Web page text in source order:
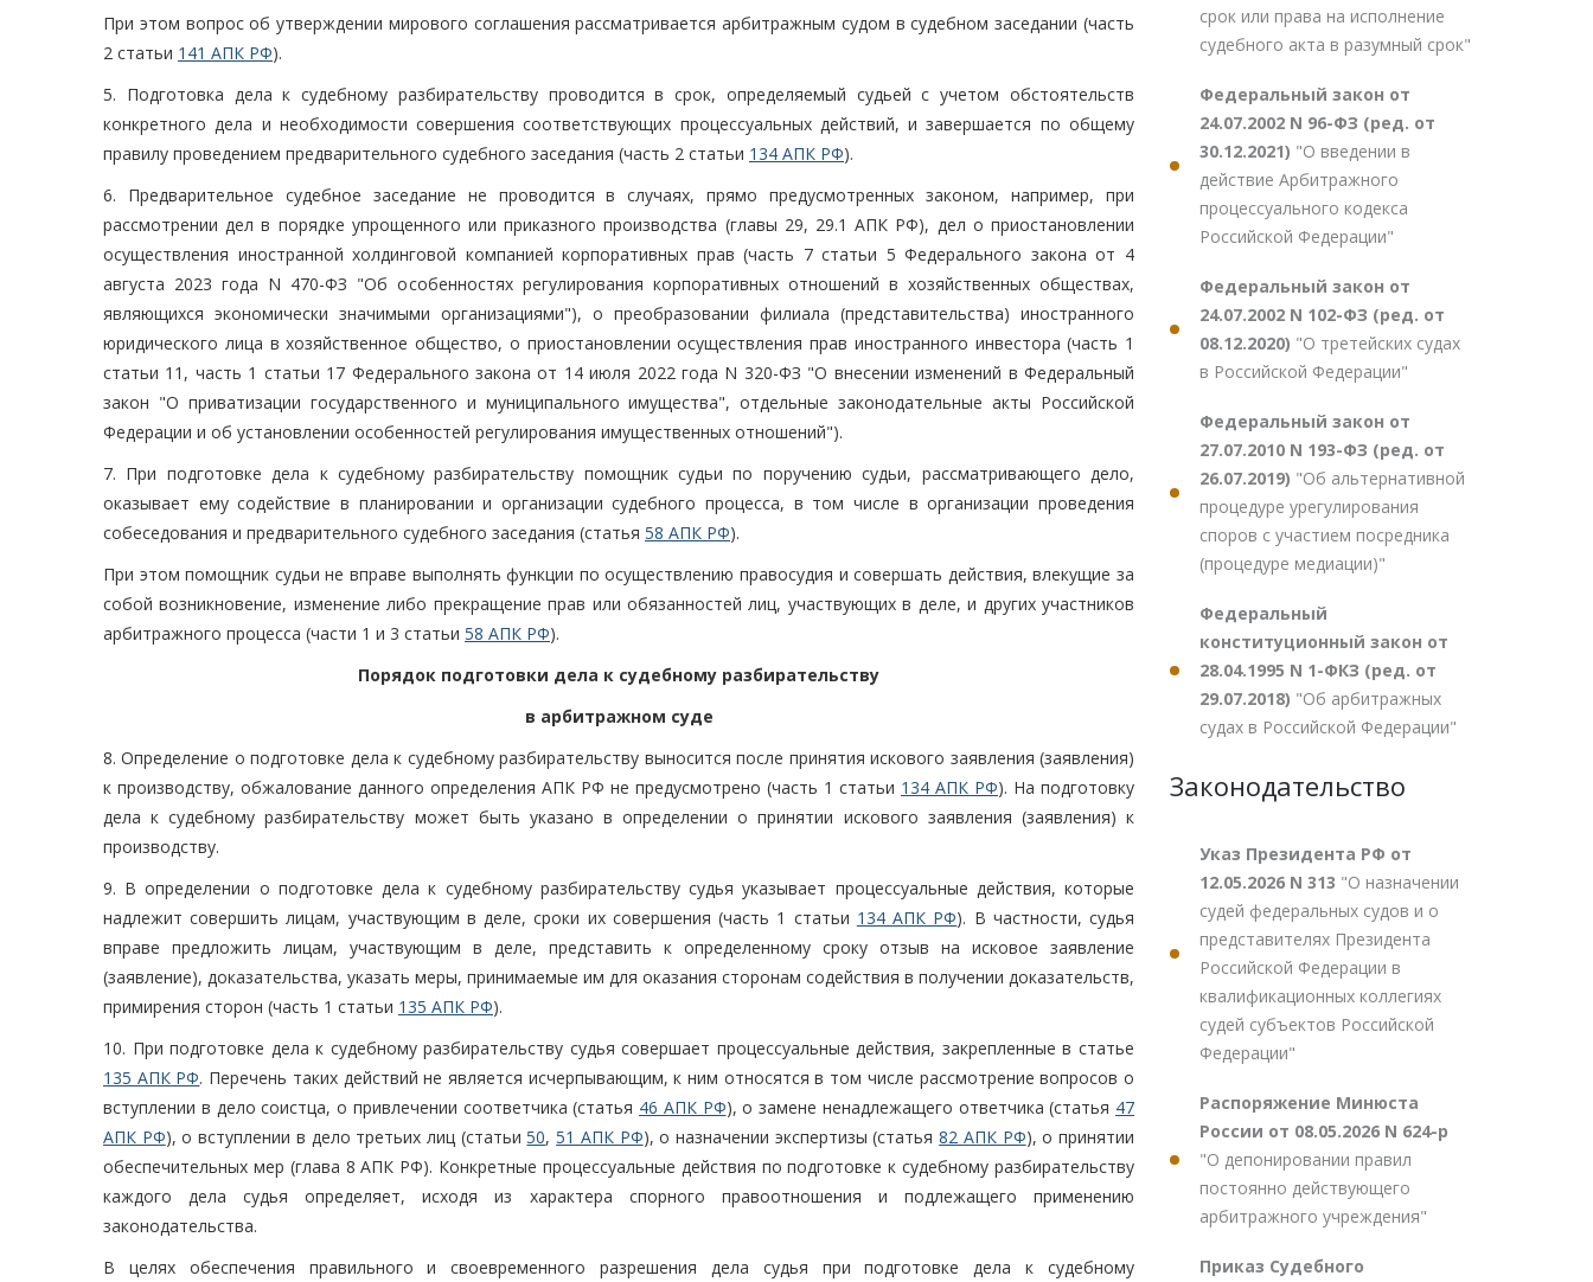
При этом вопрос об утверждении мирового соглашения рассматривается арбитражным судом в судебном заседании (часть
2 статьи 141 АПК РФ).
5. Подготовка дела к судебному разбирательству проводится в срок, определяемый судьей с учетом обстоятельств
конкретного дела и необходимости совершения соответствующих процессуальных действий, и завершается по общему
правилу проведением предварительного судебного заседания (часть 2 статьи 134 АПК РФ).
6. Предварительное судебное заседание не проводится в случаях, прямо предусмотренных законом, например, при
рассмотрении дел в порядке упрощенного или приказного производства (главы 29, 29.1 АПК РФ), дел о приостановлении
осуществления иностранной холдинговой компанией корпоративных прав (часть 7 статьи 5 Федерального закона от 4
августа 2023 года N 470-ФЗ "Об особенностях регулирования корпоративных отношений в хозяйственных обществах,
являющихся экономически значимыми организациями"), о преобразовании филиала (представительства) иностранного
юридического лица в хозяйственное общество, о приостановлении осуществления прав иностранного инвестора (часть 1
статьи 11, часть 1 статьи 17 Федерального закона от 14 июля 2022 года N 320-ФЗ "О внесении изменений в Федеральный
закон "О приватизации государственного и муниципального имущества", отдельные законодательные акты Российской
Федерации и об установлении особенностей регулирования имущественных отношений").
7. При подготовке дела к судебному разбирательству помощник судьи по поручению судьи, рассматривающего дело,
оказывает ему содействие в планировании и организации судебного процесса, в том числе в организации проведения
собеседования и предварительного судебного заседания (статья 58 АПК РФ).
При этом помощник судьи не вправе выполнять функции по осуществлению правосудия и совершать действия, влекущие за
собой возникновение, изменение либо прекращение прав или обязанностей лиц, участвующих в деле, и других участников
арбитражного процесса (части 1 и 3 статьи 58 АПК РФ).
Порядок подготовки дела к судебному разбирательству
в арбитражном суде
8. Определение о подготовке дела к судебному разбирательству выносится после принятия искового заявления (заявления)
к производству, обжалование данного определения АПК РФ не предусмотрено (часть 1 статьи 134 АПК РФ). На подготовку
дела к судебному разбирательству может быть указано в определении о принятии искового заявления (заявления) к
производству.
9. В определении о подготовке дела к судебному разбирательству судья указывает процессуальные действия, которые
надлежит совершить лицам, участвующим в деле, сроки их совершения (часть 1 статьи 134 АПК РФ). В частности, судья
вправе предложить лицам, участвующим в деле, представить к определенному сроку отзыв на исковое заявление
(заявление), доказательства, указать меры, принимаемые им для оказания сторонам содействия в получении доказательств,
примирения сторон (часть 1 статьи 135 АПК РФ).
10. При подготовке дела к судебному разбирательству судья совершает процессуальные действия, закрепленные в статье
135 АПК РФ. Перечень таких действий не является исчерпывающим, к ним относятся в том числе рассмотрение вопросов о
вступлении в дело соистца, о привлечении соответчика (статья 46 АПК РФ), о замене ненадлежащего ответчика (статья 47
АПК РФ), о вступлении в дело третьих лиц (статьи50,51 АПК РФ), о назначении экспертизы (статья82 АПК РФ), о принятии
обеспечительных мер (глава 8 АПК РФ). Конкретные процессуальные действия по подготовке к судебному разбирательству
каждого дела судья определяет, исходя из характера спорного правоотношения и подлежащего применению
законодательства.
В целях обеспечения правильного и своевременного разрешения дела судья при подготовке дела к судебному
срок или права на исполнение
судебного акта в разумный срок"
Федеральный закон от
24.07.2002 N 96-ФЗ (ред. от
30.12.2021) "О введении в
действие Арбитражного
процессуального кодекса
Российской Федерации"
Федеральный закон от
24.07.2002 N 102-ФЗ (ред. от
08.12.2020) "О третейских судах
в Российской Федерации"
Федеральный закон от
27.07.2010 N 193-ФЗ (ред. от
26.07.2019) "Об альтернативной
процедуре урегулирования
споров с участием посредника
(процедуре медиации)"
Федеральный
конституционный закон от
28.04.1995 N 1-ФКЗ (ред. от
29.07.2018) "Об арбитражных
судах в Российской Федерации"
Законодательство
Указ Президента РФ от
12.05.2026 N 313 "О назначении
судей федеральных судов и о
представителях Президента
Российской Федерации в
квалификационных коллегиях
судей субъектов Российской
Федерации"
Распоряжение Минюста
России от 08.05.2026 N 624-р
"О депонировании правил
постоянно действующего
арбитражного учреждения"
Приказ Судебного